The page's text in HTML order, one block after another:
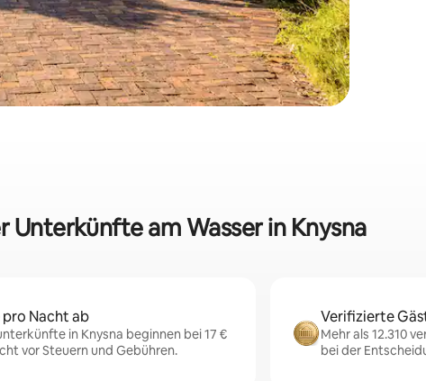
Unterkünfte am Wasser in Knysna
pro Nacht ab
in Knysna beginnen bei 17 €
vor Steuern und Gebühren.
Verifizierte
Mehr als 12.310
bei der